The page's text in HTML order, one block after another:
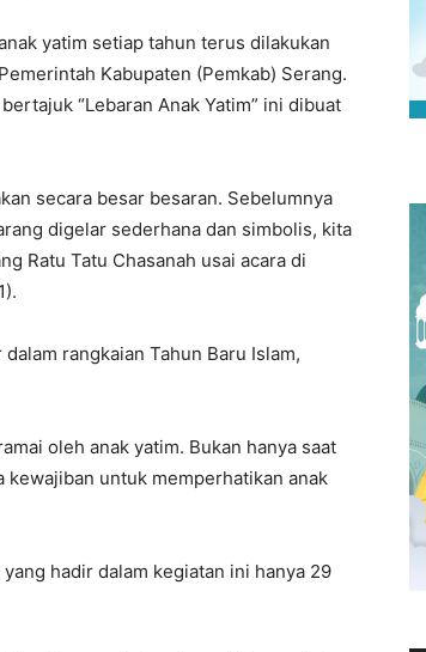
yatim setiap tahun terus dilakukan
Kabupaten (Pemkab) Serang.
“Lebaran Anak Yatim” ini dibuat
secara besar besaran. Sebelumnya
digelar sederhana dan simbolis, kita
Ratu Tatu Chasanah usai acara di
rangkaian Tahun Baru Islam,
oleh anak yatim. Bukan hanya saat
untuk memperhatikan anak
hadir dalam kegiatan ini hanya 29